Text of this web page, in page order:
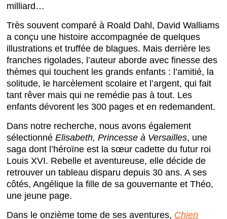
milliard…
Très souvent comparé à Roald Dahl, David Walliams
a conçu une histoire accompagnée de quelques
illustrations et truffée de blagues. Mais derrière les
franches rigolades, l’auteur aborde avec finesse des
thèmes qui touchent les grands enfants : l’amitié, la
solitude, le harcèlement scolaire et l’argent, qui fait
tant rêver mais qui ne remédie pas à tout. Les
enfants dévorent les 300 pages et en redemandent.
Dans notre recherche, nous avons également
sélectionnéElisabeth, Princesse à Versailles, une
saga dont l’héroïne est la sœur cadette du futur roi
Louis XVI. Rebelle et aventureuse, elle décide de
retrouver un tableau disparu depuis 30 ans. A ses
côtés, Angélique la fille de sa gouvernante et Théo,
une jeune page.
Dans le onzième tome de ses aventures, Chien